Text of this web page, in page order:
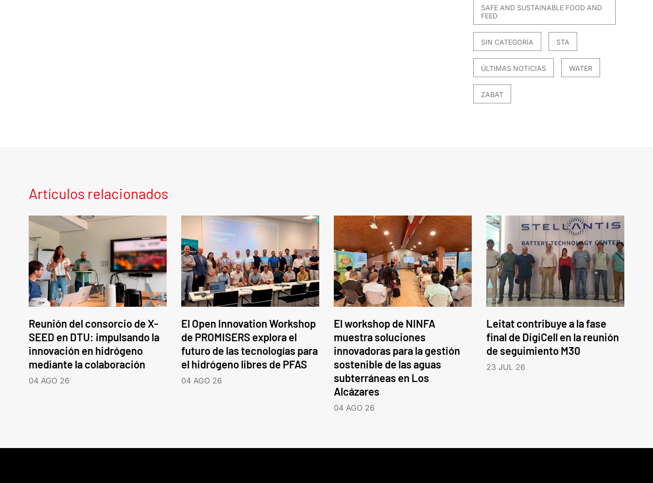
SAFE AND SUSTAINABLE FOOD AND
FEED
SIN CATEGORÍA STA
ÚLTIMAS NOTICIAS WATER
ZABAT
Artículos relacionados
Reunión del consorcio de X-
SEED en DTU: impulsando la
innovación en hidrógeno
mediante la colaboración
04 AGO 26
El Open Innovation Workshop
de PROMISERS explora el
futuro de las tecnologías para
el hidrógeno libres de PFAS
04 AGO 26
El workshop de NINFA
muestra soluciones
innovadoras para la gestión
sostenible de las aguas
subterráneas en Los
Alcázares
04 AGO 26
Leitat contribuye a la fase
final de DigiCell en la reunión
de seguimiento M30
23 JUL 26